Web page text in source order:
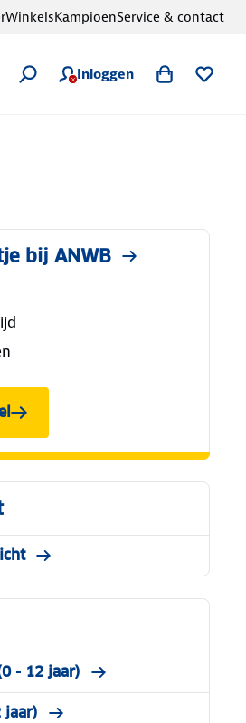
Inloggen
WinkelsKampioenService & contact
bij ANWB
- 12 jaar)
jaar)